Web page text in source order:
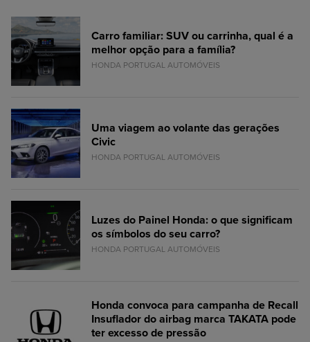
Carro familiar: SUV ou carrinha, qual é a
melhor opção para a família?
HONDA PORTUGAL AUTOMÓVEIS
Uma viagem ao volante das gerações
Civic
HONDA PORTUGAL AUTOMÓVEIS
Luzes do Painel Honda: o que significam
os símbolos do seu carro?
HONDA PORTUGAL AUTOMÓVEIS
Honda convoca para campanha de Recall
Insuflador do airbag marca TAKATA pode
ter excesso de pressão